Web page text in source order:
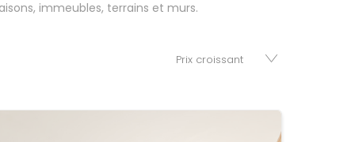
immeubles, terrains et murs.